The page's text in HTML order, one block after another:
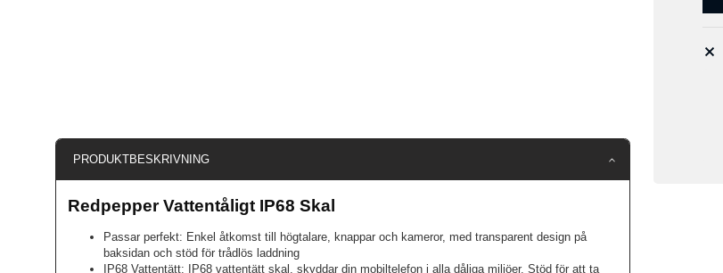
PRODUKTBESKRIVNING
Redpepper Vattentåligt IP68 Skal
Passar perfekt: Enkel åtkomst till högtalare, knappar och kameror, med transparent design på
baksidan och stöd för trådlös laddning
IP68 Vattentätt: IP68 vattentätt skal, skyddar din mobiltelefon i alla dåliga miljöer. Stöd för att ta